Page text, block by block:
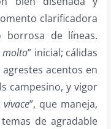
clarificadora
de líneas.
molto” inicial; cálidas
agrestes acentos en
campesino, y vigor
”, que maneja,
de agradable